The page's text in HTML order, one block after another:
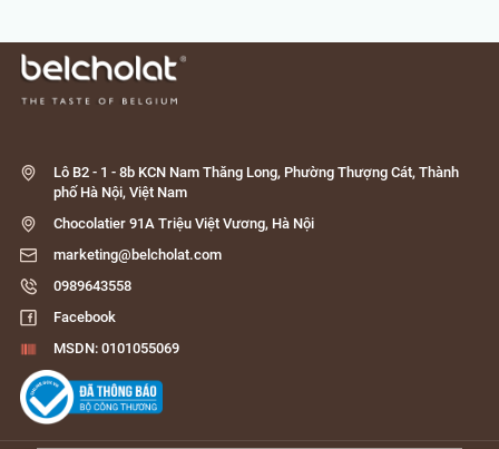
Lô B2 - 1 - 8b KCN Nam Thăng Long, Phường Thượng Cát, Thành
phố Hà Nội, Việt Nam
Chocolatier 91A Triệu Việt Vương, Hà Nội
marketing@belcholat.com
0989643558
Facebook
MSDN: 0101055069